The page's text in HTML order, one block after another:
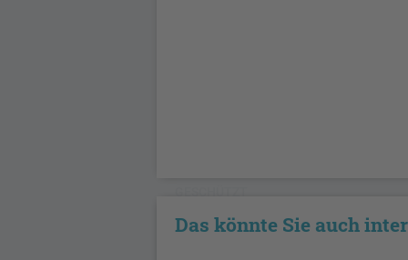
Das könnte Sie auch